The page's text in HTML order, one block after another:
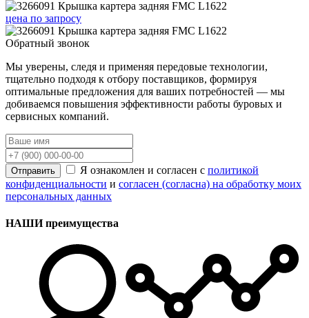
цена по запросу
Обратный звонок
Мы уверены, следя и применяя передовые технологии,
тщательно подходя к отбору поставщиков, формируя
оптимальные предложения для ваших потребностей — мы
добиваемся повышения эффективности работы буровых и
сервисных компаний.
Отправить Я ознакомлен и согласен с политикой
конфиденциальности и согласен (согласна) на обработку моих
персональных данных
НАШИ преимущества